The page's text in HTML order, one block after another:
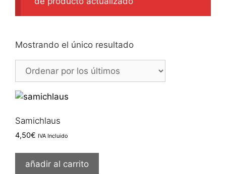
Mostrando el único resultado
Samichlaus
4,50€ IVA Incluido
añadir al carrito